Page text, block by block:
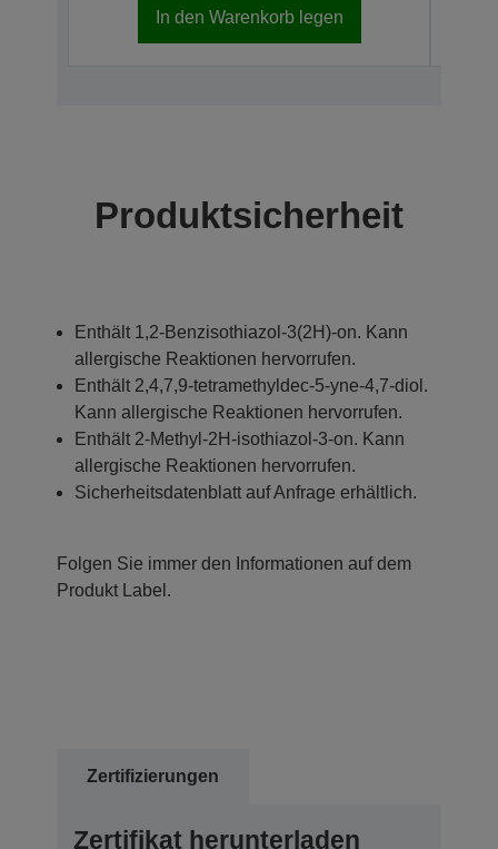
In den Warenkorb legen
Produktsicherheit
Enthält 1,2-Benzisothiazol-3(2H)-on. Kann
allergische Reaktionen hervorrufen.
Enthält 2,4,7,9-tetramethyldec-5-yne-4,7-diol.
Kann allergische Reaktionen hervorrufen.
Enthält 2-Methyl-2H-isothiazol-3-on. Kann
allergische Reaktionen hervorrufen.
Sicherheitsdatenblatt auf Anfrage erhältlich.
Folgen Sie immer den Informationen auf dem
Produkt Label.
Zertifizierungen
Zertifikat herunterladen